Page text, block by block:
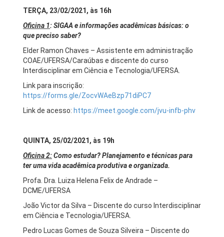
TERÇA, 23/02/2021, às 16h
Oficina 1: SIGAA e informações acadêmicas básicas: o
que preciso saber?
Elder Ramon Chaves – Assistente em administração
COAE/UFERSA/Caraúbas e discente do curso
Interdisciplinar em Ciência e Tecnologia/UFERSA.
Link para inscrição:
https://forms.gle/ZocvWAeBzp71diPC7
Link de acesso: https://meet.google.com/jvu-infb-phv
QUINTA, 25/02/2021, às 19h
Oficina 2:Como estudar? Planejamento e técnicas para
ter uma vida acadêmica produtiva e organizada.
Profa. Dra. Luiza Helena Felix de Andrade –
DCME/UFERSA
João Victor da Silva – Discente do curso Interdisciplinar
em Ciência e Tecnologia/UFERSA.
Pedro Lucas Gomes de Souza Silveira – Discente do